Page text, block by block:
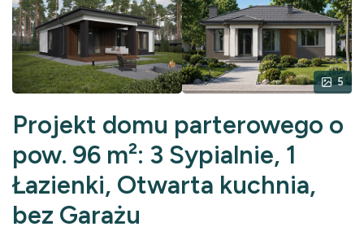
5
Projekt domu parterowego o
pow. 96 m²: 3 Sypialnie, 1
Łazienki, Otwarta kuchnia,
bez Garażu